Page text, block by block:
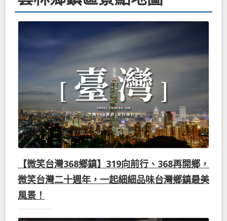
【微笑台灣368鄉鎮】319向前行、368再開鄉，
微笑台灣二十週年，一起細細品味台灣鄉鎮最美
風景！